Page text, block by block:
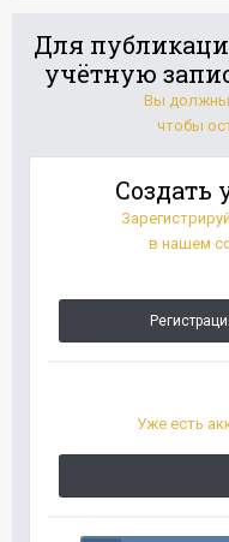
Для
учётную
Вы должны
чтобы
Создать
в нашем
Уже есть